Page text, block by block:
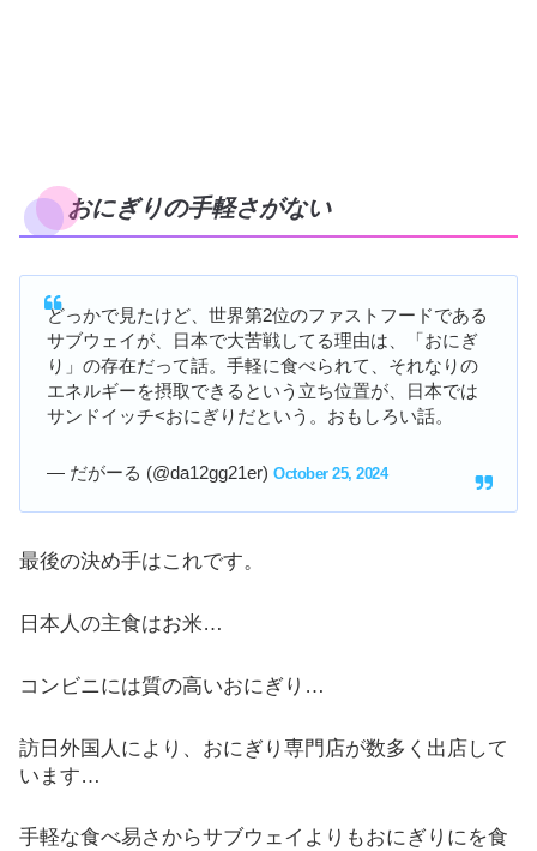
おにぎりの手軽さがない
どっかで見たけど、世界第2位のファストフードである
サブウェイが、日本で大苦戦してる理由は、「おにぎ
り」の存在だって話。手軽に食べられて、それなりの
エネルギーを摂取できるという立ち位置が、日本では
サンドイッチ<おにぎりだという。おもしろい話。
— だがーる (@da12gg21er) October 25, 2024
最後の決め手はこれです。
日本人の主食はお米…
コンビニには質の高いおにぎり…
訪日外国人により、おにぎり専門店が数多く出店して
います…
手軽な食べ易さからサブウェイよりもおにぎりにを食